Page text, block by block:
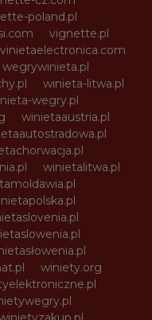
poland.pl
vignette.pl
vinietaelectronica.com
wegrywinieta.pl
winieta-litwa.pl
wegry.pl
winietaaustria.pl
winietalitwa.pl
winiety.org